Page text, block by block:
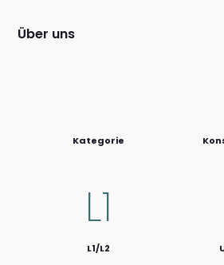
Über uns
Kategorie
L1
L1/L2